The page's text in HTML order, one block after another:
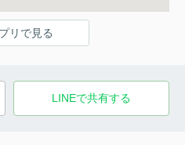
リで見る
LINEで共有する